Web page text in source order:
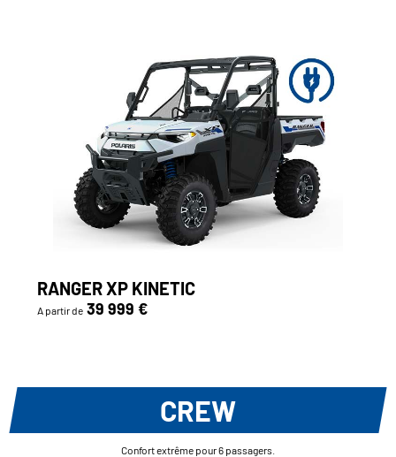
RANGER XP KINETIC
A partir de 39 999 €
CREW
Confort extrême pour 6 passagers.